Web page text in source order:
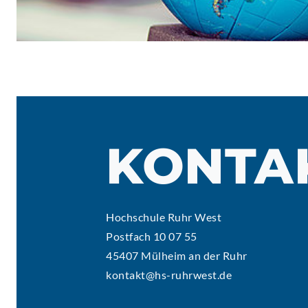
Hochschule Ruhr West
Postfach 10 07 55
45407 Mülheim an der Ruhr
kontakt@hs-ruhrwest.de